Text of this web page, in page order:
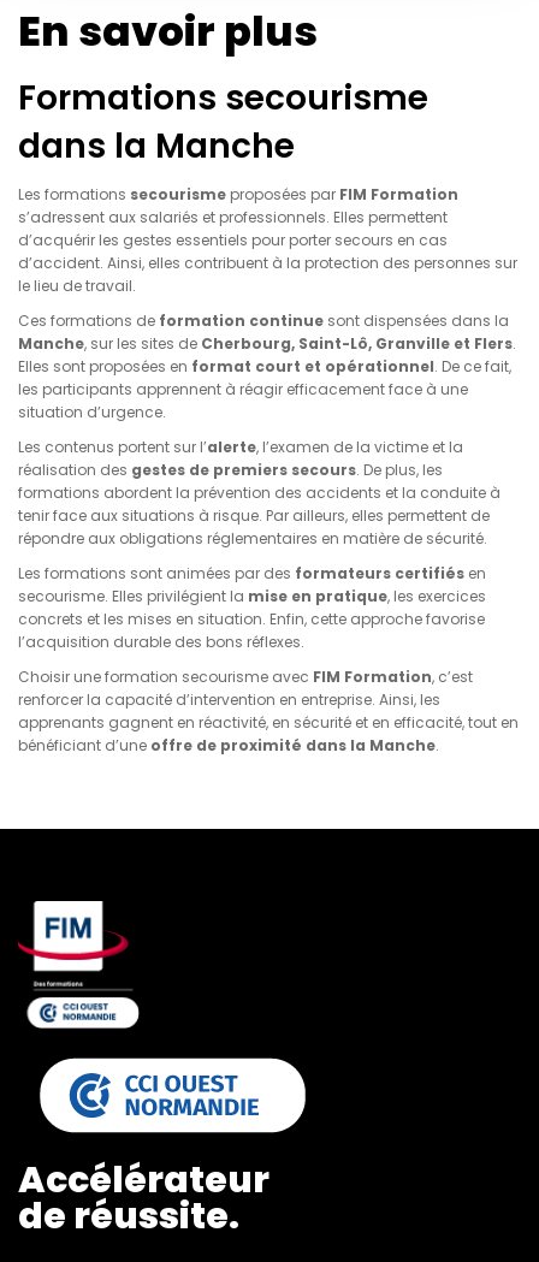
En savoir plus
Formations secourisme
dans la Manche
Les formations secourisme proposées par FIM Formation
s’adressent aux salariés et professionnels. Elles permettent
d’acquérir les gestes essentiels pour porter secours en cas
d’accident. Ainsi, elles contribuent à la protection des personnes sur
le lieu de travail.
Ces formations de formation continue sont dispensées dans la
Manche, sur les sites de Cherbourg, Saint-Lô, Granville et Flers.
Elles sont proposées en format court et opérationnel. De ce fait,
les participants apprennent à réagir efficacement face à une
situation d’urgence.
Les contenus portent sur l’alerte, l’examen de la victime et la
réalisation des gestes de premiers secours. De plus, les
formations abordent la prévention des accidents et la conduite à
tenir face aux situations à risque. Par ailleurs, elles permettent de
répondre aux obligations réglementaires en matière de sécurité.
Les formations sont animées par des formateurs certifiés en
secourisme. Elles privilégient la mise en pratique, les exercices
concrets et les mises en situation. Enfin, cette approche favorise
l’acquisition durable des bons réflexes.
Choisir une formation secourisme avec FIM Formation, c’est
renforcer la capacité d’intervention en entreprise. Ainsi, les
apprenants gagnent en réactivité, en sécurité et en efficacité, tout en
bénéficiant d’une offre de proximité dans la Manche.
Accélérateur
de réussite.